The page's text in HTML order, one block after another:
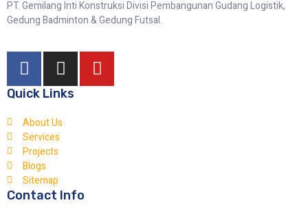
PT. Gemilang Inti Konstruksi Divisi Pembangunan Gudang Logistik,
Gedung Badminton & Gedung Futsal.
Quick Links
About Us
Services
Projects
Blogs
Sitemap
Contact Info